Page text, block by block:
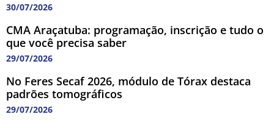
30/07/2026
CMA Araçatuba: programação, inscrição e tudo o
que você precisa saber
29/07/2026
No Feres Secaf 2026, módulo de Tórax destaca
padrões tomográficos
29/07/2026